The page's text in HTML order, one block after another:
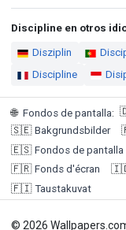
Discipline en otros
Disziplin
Discipline
🌐 Fondos de pantalla:
🇸🇪 Bakgrundsbilder
🇪🇸 Fondos de pantalla
🇫🇷 Fonds d'écran
🇫🇮 Taustakuvat
© 2026